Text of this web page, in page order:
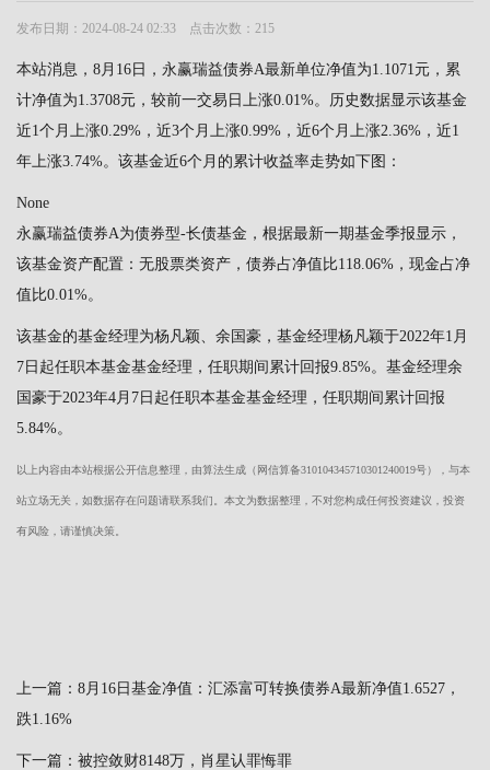
发布日期：2024-08-24 02:33 点击次数：215
本站消息，8月16日，永赢瑞益债券A最新单位净值为1.1071元，累
计净值为1.3708元，较前一交易日上涨0.01%。历史数据显示该基金
近1个月上涨0.29%，近3个月上涨0.99%，近6个月上涨2.36%，近1
年上涨3.74%。该基金近6个月的累计收益率走势如下图：
None
永赢瑞益债券A为债券型-长债基金，根据最新一期基金季报显示，
该基金资产配置：无股票类资产，债券占净值比118.06%，现金占净
值比0.01%。
该基金的基金经理为杨凡颖、余国豪，基金经理杨凡颖于2022年1月
7日起任职本基金基金经理，任职期间累计回报9.85%。基金经理余
国豪于2023年4月7日起任职本基金基金经理，任职期间累计回报
5.84%。
以上内容由本站根据公开信息整理，由算法生成（网信算备310104345710301240019号），与本
站立场无关，如数据存在问题请联系我们。本文为数据整理，不对您构成任何投资建议，投资
有风险，请谨慎决策。
上一篇： 8月16日基金净值：汇添富可转换债券A最新净值1.6527，
跌1.16%
下一篇： 被控敛财8148万，肖星认罪悔罪